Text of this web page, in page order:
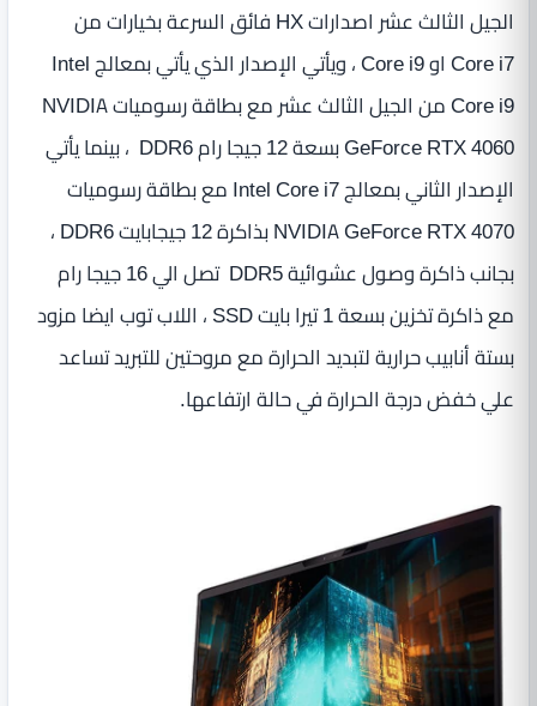
الجيل الثالث عشر اصدارات HX فائق السرعة بخيارات من
Core i7 او Core i9 ، ويأتي الإصدار الذي يأتي بمعالج Intel
Core i9 من الجيل الثالث عشر مع بطاقة رسوميات NVIDIA
GeForce RTX 4060 بسعة 12 جيجا رام DDR6 ، بينما يأتي
الإصدار الثاني بمعالج Intel Core i7 مع بطاقة رسوميات
NVIDIA GeForce RTX 4070 بذاكرة 12 جيجابايت DDR6 ،
بجانب ذاكرة وصول عشوائية DDR5 تصل الي 16 جيجا رام
مع ذاكرة تخزين بسعة 1 تيرا بايت SSD ، اللاب توب ايضا مزود
بستة أنابيب حرارية لتبديد الحرارة مع مروحتين للتبريد تساعد
علي خفض درجة الحرارة في حالة ارتفاعها.